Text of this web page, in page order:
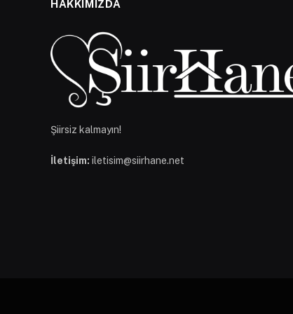
HAKKIMIZDA
Şiirsiz kalmayın!
İletişim: iletisim@siirhane.net